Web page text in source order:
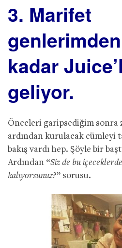
3. Marifet
kadar
geliyor.
Önceleri garipsediğim sonra
ardından kurulacak cümleyi
bakış vardı hep. Şöyle bir
Ardından “Siz de bu
kalıyorsunuz?” sorusu.